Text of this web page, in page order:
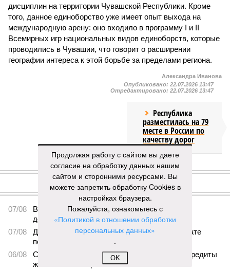
дисциплин на территории Чувашской Республики. Кроме
того, данное единоборство уже имеет опыт выхода на
международную арену: оно входило в программу I и II
Всемирных игр национальных видов единоборств, которые
проводились в Чувашии, что говорит о расширении
географии интереса к этой борьбе за пределами региона.
Александра Иванова
Опубликовано: 22.07.2026 13:47
Отредактировано: 22.07.2026 13:47
Республика
разместилась на 79
месте в России по
качеству дорог
КОММЕНТАРИИ
ПОСЛЕДНИЕ НОВОСТИ
07/08
В Чебоксарах в ближайшие годы не будут
достраивать спуск к заливу
07/08
Два предприятия выплатили долги по зарплате
после вмешательства прокуратуры
06/08
Суд аннулировал ошибочно оформленные кредиты
жителя Чебоксар
Продолжая работу с сайтом вы даете
согласие на обработку данных нашим
сайтом и сторонними ресурсами. Вы
можете запретить обработку Cookies в
настройках браузера.
Пожалуйста, ознакомьтесь с
«Политикой в отношении обработки
персональных данных»
.
OK